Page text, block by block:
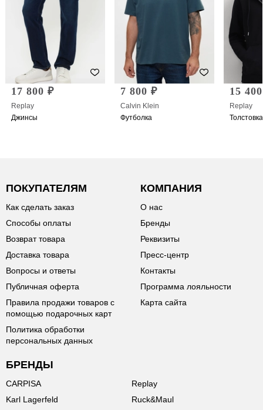
17 800 ₽
Replay
Джинсы
7 800 ₽
Calvin Klein
Футболка
15
Replay
Толстовка
ПОКУПАТЕЛЯМ
Как сделать заказ
Способы оплаты
Возврат товара
Доставка товара
Вопросы и ответы
Публичная оферта
Правила продажи товаров с
помощью подарочных карт
Политика обработки
персональных данных
КОМПАНИЯ
О нас
Бренды
Реквизиты
Пресс-центр
Контакты
Программа лояльности
Карта сайта
БРЕНДЫ
CARPISA
Karl Lagerfeld
Replay
Ruck&Maul